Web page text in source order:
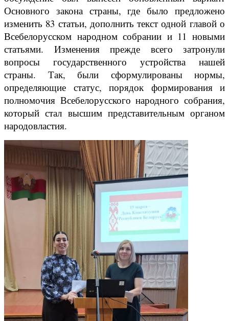
Основного закона страны, где было предложено
изменить 83 статьи, дополнить текст одной главой о
Всебелорусском народном собрании и 11 новыми
статьями. Изменения прежде всего затронули
вопросы государственного устройства нашей
страны. Так, были сформулированы нормы,
определяющие статус, порядок формирования и
полномочия Всебелорусского народного собрания,
который стал высшим представительным органом
народовластия.